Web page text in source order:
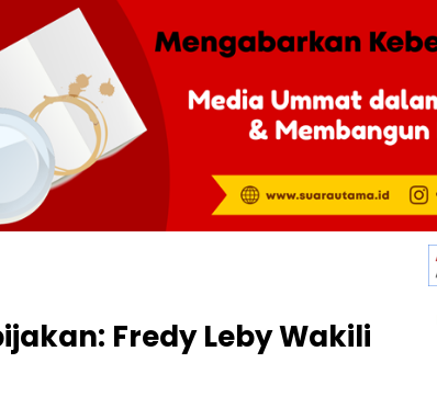
Fredy Leby Wakili